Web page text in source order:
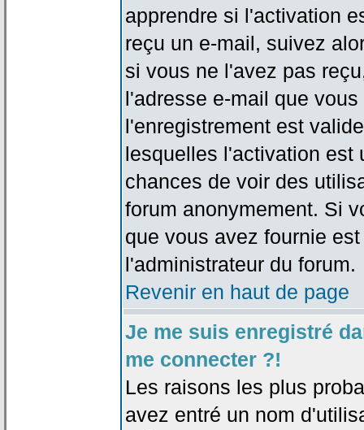
apprendre si l'activation
reçu un e-mail, suivez
si vous ne l'avez pas
l'adresse e-mail que
l'enregistrement est
lesquelles l'activation est
chances de voir des
forum anonymement. Si
que vous avez fournie
l'administrateur du forum.
Revenir en haut de page
Je me suis enregistré
me connecter ?!
Les raisons les plus
avez entré un nom